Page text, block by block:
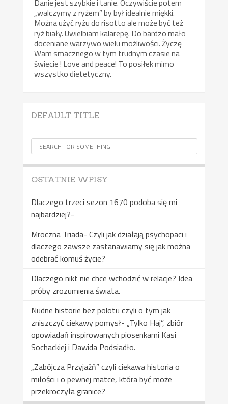
Danie jest szybkie i tanie. Oczywiście potem
„walczymy z ryżem” by był idealnie miękki.
Można użyć ryżu do risotto ale może być też
ryż biały. Uwielbiam kalarepę. Do bardzo mało
doceniane warzywo wielu możliwości. Życzę
Wam smacznego w tym trudnym czasie na
świecie ! Love and peace! To posiłek mimo
wszystko dietetyczny.
DEFAULT TITLE
OSTATNIE WPISY
Dlaczego trzeci sezon 1670 podoba się mi
najbardziej?-
Mroczna Triada- Czyli jak działają psychopaci i
dlaczego zawsze zastanawiamy się jak można
odebrać komuś życie?
Dlaczego nikt nie chce wchodzić w relacje? Idea
próby zrozumienia świata.
Nudne historie bez polotu czyli o tym jak
zniszczyć ciekawy pomysł- „Tylko Haj”, zbiór
opowiadań inspirowanych piosenkami Kasi
Sochackiej i Dawida Podsiadło.
„Zabójcza Przyjaźń” czyli ciekawa historia o
miłości i o pewnej matce, która być może
przekroczyła granice?